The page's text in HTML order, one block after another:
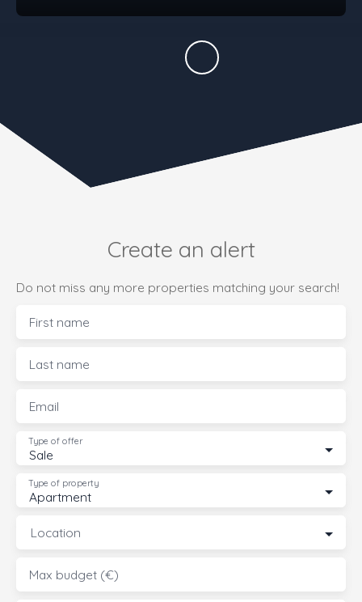
Create an alert
Do not miss any more properties matching your search!
First name
Last name
Email
Sale
Type of offer
Apartment
Type of property
Location
Max budget (€)